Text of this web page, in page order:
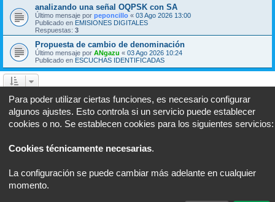
analizando una señal OQPSK con SA
Último mensaje por peponcillo « 03 Ago 2026 13:00
Publicado en EMISIONES DIGITALES
Respuestas: 3
Propuesta de cambio de denominación
Último mensaje por ANgazu « 03 Ago 2026 10:24
Publicado en ESCUCHAS IDENTIFICADAS
Ir a
Traducción al español por
phpBB España
Para poder utilizar ciertas funciones, es necesario configurar
algunos ajustes. Esto controla si un servicio puede establecer
cookies o no. Se establecen cookies para los siguientes servicios:
Cookies técnicamente necesarias.
La configuración se puede cambiar más adelante en cualquier
momento.